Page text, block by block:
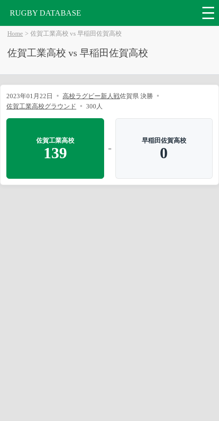
RUGBY DATABASE
Home 佐賀工業高校 vs 早稲田佐賀高校
佐賀工業高校 vs 早稲田佐賀高校
2023年01月22日 高校ラグビー新人戦佐賀県 決勝
佐賀工業高校グラウンド
300人
佐賀工業高校
139 -
早稲田佐賀高校
0